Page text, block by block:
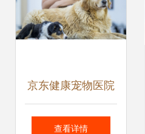
京东健康宠物医院
上线，携手奉贤打
查看详情